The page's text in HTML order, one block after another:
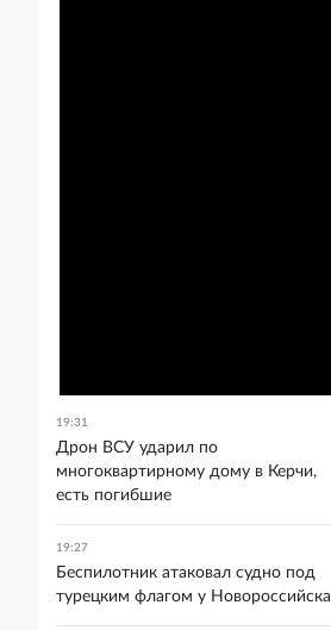
19:31
Дрон ВСУ ударил по
многоквартирному дому в Керчи,
есть погибшие
19:27
Беспилотник атаковал судно под
турецким флагом у Новороссийска